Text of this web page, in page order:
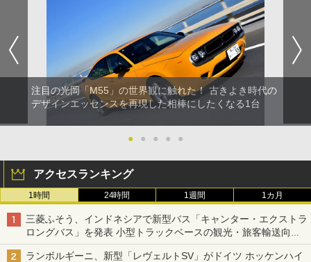
注目の光岡「M55」の世界観に触れた！ 古きよき時代の
デザインエッセンスを再現した相棒にしたくなる1台
● ● ● ● ●
アクセスランキング
1時間 24時間 1週間 1カ月
三菱ふそう、インドネシアで新型バス「キャンター・エクストラ
ロングバス」を発表 小型トラックベースの観光・旅客輸送向け
バス
ランボルギーニ、新型「レヴェルトSV」がドイツ ホッケンハイ